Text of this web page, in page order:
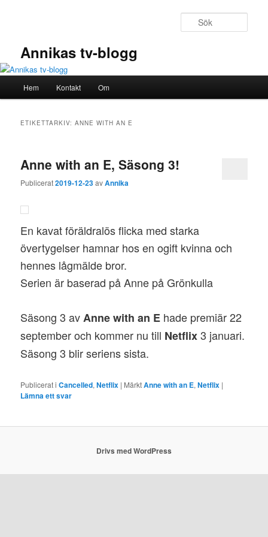
Annikas tv-blogg
Hem Kontakt Om
ETIKETTARKIV:ANNE WITH AN E
Anne with an E, Säsong 3!
Publicerat2019-12-23avAnnika
En kavat föräldralös flicka med starka
övertygelser hamnar hos en ogift kvinna och
hennes lågmälde bror.
Serien är baserad på Anne på Grönkulla
Säsong 3 avAnne with an E hade premiär 22
september och kommer nu till Netflix3 januari.
Säsong 3 blir seriens sista.
Publicerat i Cancelled,Netflix | MärktAnne with an E,Netflix |
Lämna ett svar
Drivs med WordPress